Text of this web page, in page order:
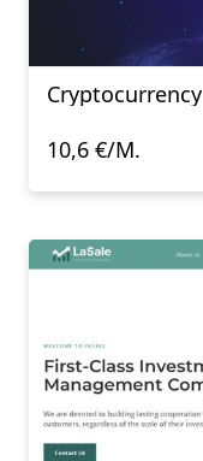
Cryptocurrency
10,6 €/M.